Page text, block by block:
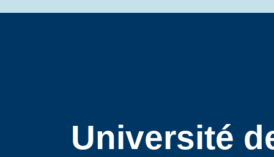
Université